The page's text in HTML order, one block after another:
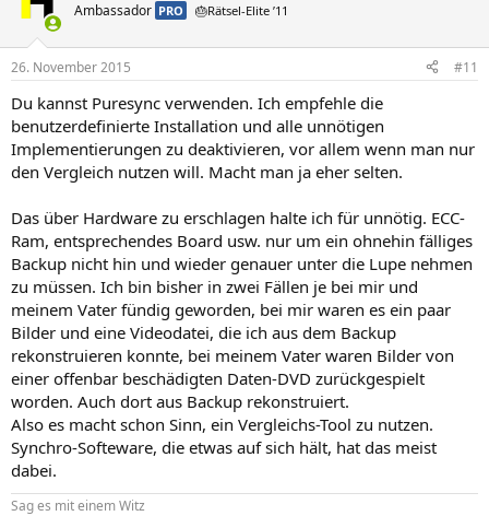
Ambassador PRO 🎂Rätsel-Elite ’11
26. November 2015 #11
Du kannst Puresync verwenden. Ich empfehle die
benutzerdefinierte Installation und alle unnötigen
Implementierungen zu deaktivieren, vor allem wenn man nur
den Vergleich nutzen will. Macht man ja eher selten.
Das über Hardware zu erschlagen halte ich für unnötig. ECC-
Ram, entsprechendes Board usw. nur um ein ohnehin fälliges
Backup nicht hin und wieder genauer unter die Lupe nehmen
zu müssen. Ich bin bisher in zwei Fällen je bei mir und
meinem Vater fündig geworden, bei mir waren es ein paar
Bilder und eine Videodatei, die ich aus dem Backup
rekonstruieren konnte, bei meinem Vater waren Bilder von
einer offenbar beschädigten Daten-DVD zurückgespielt
worden. Auch dort aus Backup rekonstruiert.
Also es macht schon Sinn, ein Vergleichs-Tool zu nutzen.
Synchro-Softeware, die etwas auf sich hält, hat das meist
dabei.
Sag es mit einem Witz